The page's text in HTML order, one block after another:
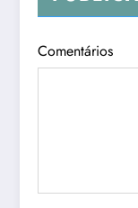
Comentários